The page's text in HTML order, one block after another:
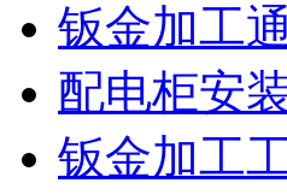
钣金加工
配电柜安
钣金加工